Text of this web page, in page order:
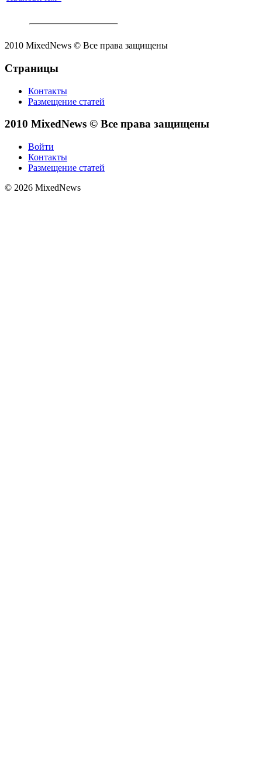
2010 MixedNews © Все права защищены
Страницы
Контакты
Размещение статей
2010 MixedNews © Все права защищены
Войти
Контакты
Размещение статей
© 2026 MixedNews